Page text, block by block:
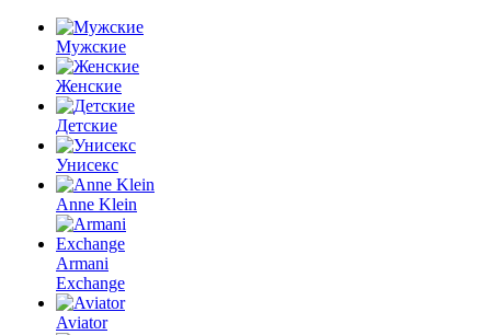
Мужские
Женские
Детские
Унисекс
Anne Klein
Armani
Exchange
Aviator